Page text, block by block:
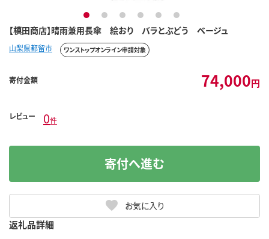
【槙田商店】晴雨兼用長傘 絵おり バラとぶどう ベージュ
1 2 3 4 5 6
山梨県都留市 ワンストップオンライン申請対象
寄付金額 74,000円
レビュー 0件
お気に入り
寄付へ進む
返礼品詳細